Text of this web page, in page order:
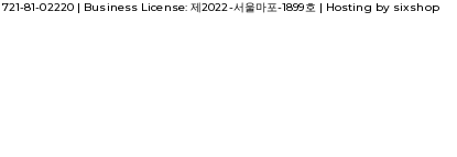
721-81-02220| Business License:제2022-서울마포-1899호 | Hosting by sixshop